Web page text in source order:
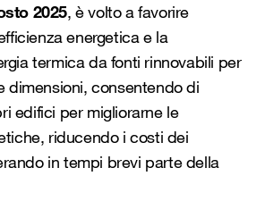
2025, è volto a favorire
energetica e la
termica da fonti rinnovabili per
dimensioni, consentendo di
edifici per migliorarne le
riducendo i costi dei
in tempi brevi parte della